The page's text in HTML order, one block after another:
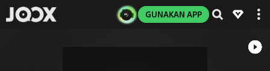
GUNAKAN APP